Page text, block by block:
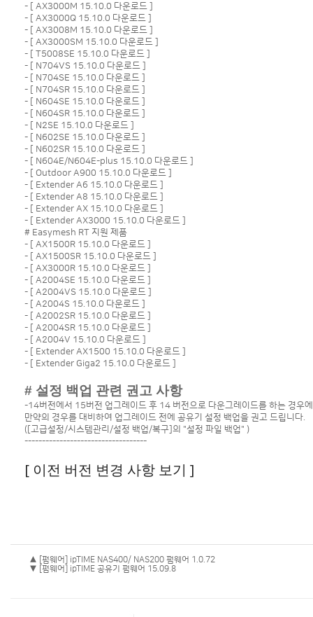
- [ AX3000M 15.10.0 다운로드]
- [ AX3000Q 15.10.0 다운로드]
- [ AX3008M 15.10.0 다운로드]
- [ AX3000SM 15.10.0 다운로드]
- [ T5008SE 15.10.0 다운로드]
- [
N704VS 15.10.0 다운로드]
- [
N704SE 15.10.0 다운로드]
- [
N704SR 15.10.0 다운로드]
- [
N604SE 15.10.0 다운로드]
- [
N604SR 15.10.0 다운로드]
- [
N2SE 15.10.0 다운로드]
- [
N602SE 15.10.0 다운로드]
- [
N602SR 15.10.0 다운로드]
- [
N604E/N604E-plus 15.10.0 다운로드]
- [ Outdoor A900 15.10.0 다운로드]
- [
Extender A6 15.10.0 다운로드]
- [
Extender A8 15.10.0 다운로드]
- [
Extender AX 15.10.0 다운로드]
- [
Extender AX3000 15.10.0 다운로드]
# Easymesh RT 지원 제품
- [ AX1500R 15.10.0 다운로드]
- [ AX1500SR 15.10.0 다운로드]
- [ AX3000R 15.10.0 다운로드]
- [ A2004SE 15.10.0 다운로드]
- [ A2004VS 15.10.0 다운로드]
- [ A2004S 15.10.0 다운로드]
- [ A2002SR 15.10.0 다운로드]
- [ A2004SR 15.10.0 다운로드]
- [ A2004V 15.10.0 다운로드]
- [
Extender AX1500 15.10.0 다운로드]
- [
Extender Giga2 15.10.0 다운로드]
# 설정 백업 관련 권고 사항
-14버전에서 15버전 업그레이드 후 14 버전으로 다운그레이드를 하는 경우
만약의 경우를 대비하여 업그레이드 전에 공유기 설정 백업을 권고 드립니다.
([고급설정/시스템관리/설정 백업/복구]의 "설정 파일 백업" )
-----------------------------------
[ 이전 버전 변경 사항 보기 ]
▲ [펌웨어] ipTIME NAS400/ NAS200 펌웨어 1.0.72
▼ [펌웨어] ipTIME 공유기 펌웨어 15.09.8